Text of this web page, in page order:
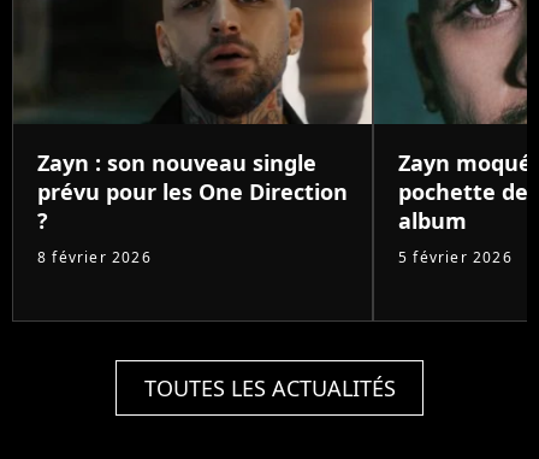
Zayn : son nouveau single
prévu pour les One Direction
?
8 février 2026
Zayn
pochette de
album
5 février 2026
TOUTES LES ACTUALITÉS